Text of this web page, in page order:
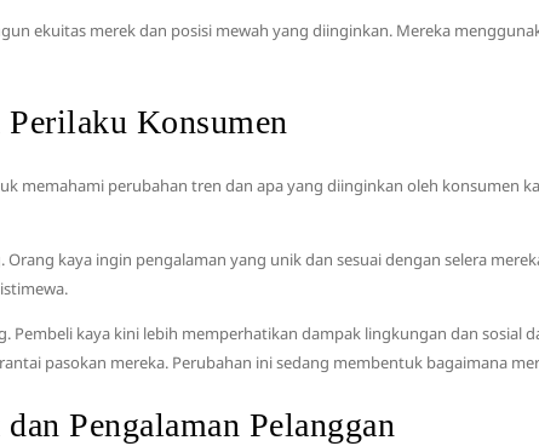
ekuitas merek dan posisi mewah yang diinginkan. Mereka
Konsumen
memahami perubahan tren dan apa yang diinginkan oleh konsumen
Orang kaya ingin pengalaman yang unik dan sesuai dengan selera
Pembeli kaya kini lebih memperhatikan dampak lingkungan dan
pasokan mereka. Perubahan ini sedang membentuk bagaimana
Pengalaman Pelanggan